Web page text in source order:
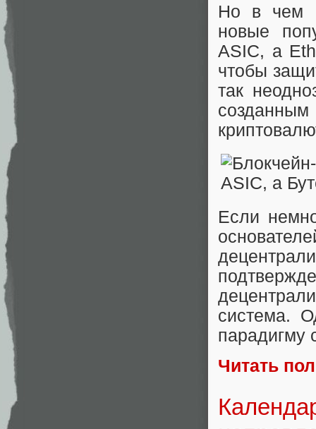
Но в чем
новые
ASIC, а
чтобы
так
Если
система.
парадигму
Читать